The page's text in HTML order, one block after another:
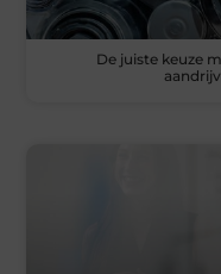
De juiste keuze